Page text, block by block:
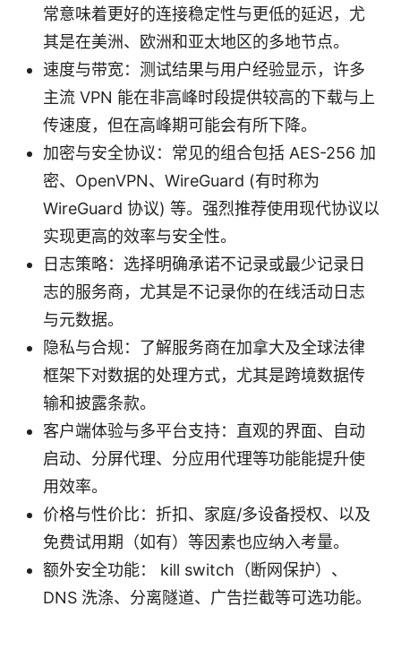
常意味着更好的连接稳定性与更低的延迟，尤
其是在美洲、欧洲和亚太地区的多地节点。
速度与带宽：测试结果与用户经验显示，许多
主流 VPN 能在非高峰时段提供较高的下载与上
传速度，但在高峰期可能会有所下降。
加密与安全协议：常见的组合包括 AES-256 加
密、OpenVPN、WireGuard (有时称为
WireGuard 协议) 等。强烈推荐使用现代协议以
实现更高的效率与安全性。
日志策略：选择明确承诺不记录或最少记录日
志的服务商，尤其是不记录你的在线活动日志
与元数据。
隐私与合规：了解服务商在加拿大及全球法律
框架下对数据的处理方式，尤其是跨境数据传
输和披露条款。
客户端体验与多平台支持：直观的界面、自动
启动、分屏代理、分应用代理等功能能提升使
用效率。
价格与性价比：折扣、家庭/多设备授权、以及
免费试用期（如有）等因素也应纳入考量。
额外安全功能： kill switch（断网保护）、
DNS 洗涤、分离隧道、广告拦截等可选功能。